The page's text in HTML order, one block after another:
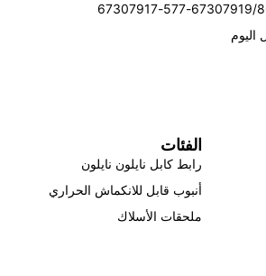
الفئات
رابط كابل نايلون نايلون
أنبوب قابل للانكماش الحراري
ملحقات الأسلاك